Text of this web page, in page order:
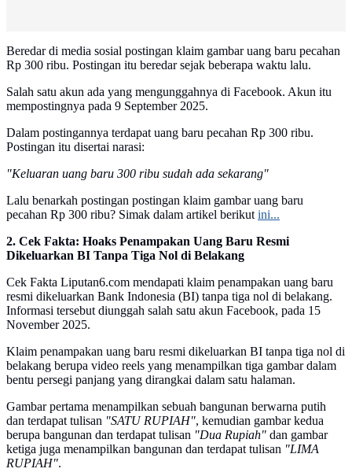
Beredar di media sosial postingan klaim gambar uang baru pecahan
Rp 300 ribu. Postingan itu beredar sejak beberapa waktu lalu.
Salah satu akun ada yang mengunggahnya di Facebook. Akun itu
mempostingnya pada 9 September 2025.
Dalam postingannya terdapat uang baru pecahan Rp 300 ribu.
Postingan itu disertai narasi:
"Keluaran uang baru 300 ribu sudah ada sekarang"
Lalu benarkah postingan postingan klaim gambar uang baru
pecahan Rp 300 ribu? Simak dalam artikel berikutini...
2. Cek Fakta: Hoaks Penampakan Uang Baru Resmi
Dikeluarkan BI Tanpa Tiga Nol di Belakang
Cek Fakta Liputan6.com mendapati klaim penampakan uang baru
resmi dikeluarkan Bank Indonesia (BI) tanpa tiga nol di belakang.
Informasi tersebut diunggah salah satu akun Facebook, pada 15
November 2025.
Klaim penampakan uang baru resmi dikeluarkan BI tanpa tiga nol di
belakang berupa video reels yang menampilkan tiga gambar dalam
bentu persegi panjang yang dirangkai dalam satu halaman.
Gambar pertama menampilkan sebuah bangunan berwarna putih
dan terdapat tulisan "SATU RUPIAH", kemudian gambar kedua
berupa bangunan dan terdapat tulisan "Dua Rupiah" dan gambar
ketiga juga menampilkan bangunan dan terdapat tulisan "LIMA
RUPIAH".